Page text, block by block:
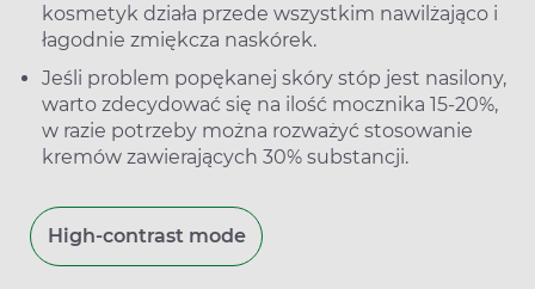
kosmetyk działa przede wszystkim nawilżająco i
łagodnie zmiękcza naskórek.
Jeśli problem popękanej skóry stóp jest nasilony,
warto zdecydować się na ilość mocznika 15-20%,
w razie potrzeby można rozważyć stosowanie
kremów zawierających 30% substancji.
High-contrast mode